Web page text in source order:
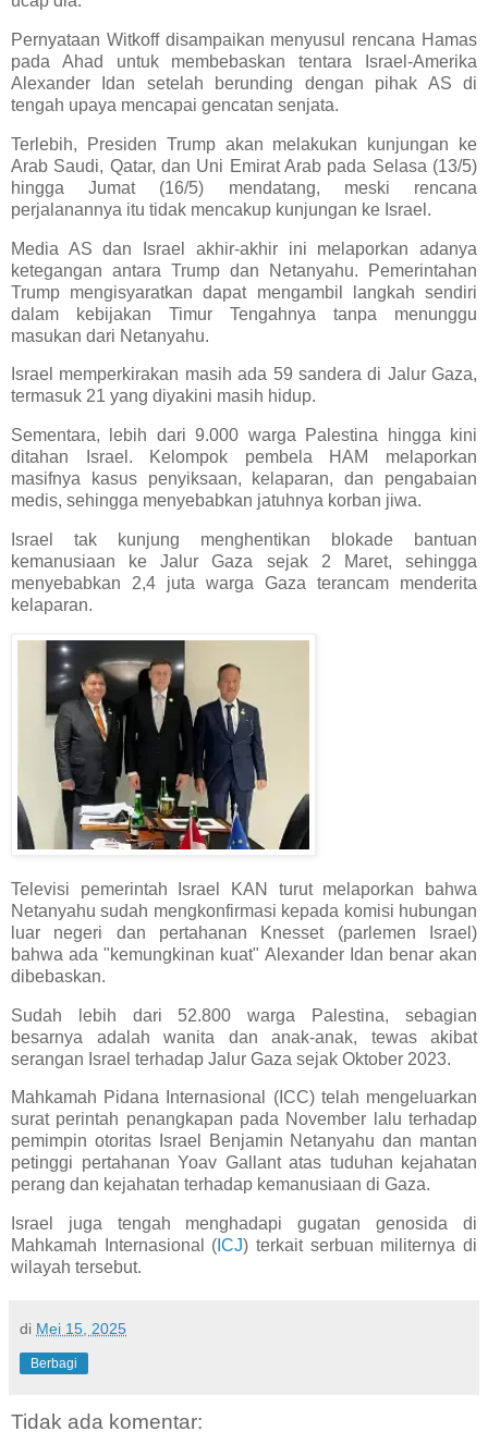
Pernyataan Witkoff disampaikan menyusul rencana Hamas
pada Ahad untuk membebaskan tentara Israel-Amerika
Alexander Idan setelah berunding dengan pihak AS di
tengah upaya mencapai gencatan senjata.
Terlebih, Presiden Trump akan melakukan kunjungan ke
Arab Saudi, Qatar, dan Uni Emirat Arab pada Selasa (13/5)
hingga Jumat (16/5) mendatang, meski rencana
perjalanannya itu tidak mencakup kunjungan ke Israel.
Media AS dan Israel akhir-akhir ini melaporkan adanya
ketegangan antara Trump dan Netanyahu. Pemerintahan
Trump mengisyaratkan dapat mengambil langkah sendiri
dalam kebijakan Timur Tengahnya tanpa menunggu
masukan dari Netanyahu.
Israel memperkirakan masih ada 59 sandera di Jalur Gaza,
termasuk 21 yang diyakini masih hidup.
Sementara, lebih dari 9.000 warga Palestina hingga kini
ditahan Israel. Kelompok pembela HAM melaporkan
masifnya kasus penyiksaan, kelaparan, dan pengabaian
medis, sehingga menyebabkan jatuhnya korban jiwa.
Israel tak kunjung menghentikan blokade bantuan
kemanusiaan ke Jalur Gaza sejak 2 Maret, sehingga
menyebabkan 2,4 juta warga Gaza terancam menderita
kelaparan.
Televisi pemerintah Israel KAN turut melaporkan bahwa
Netanyahu sudah mengkonfirmasi kepada komisi hubungan
luar negeri dan pertahanan Knesset (parlemen Israel)
bahwa ada "kemungkinan kuat" Alexander Idan benar akan
dibebaskan.
Sudah lebih dari 52.800 warga Palestina, sebagian
besarnya adalah wanita dan anak-anak, tewas akibat
serangan Israel terhadap Jalur Gaza sejak Oktober 2023.
Mahkamah Pidana Internasional (ICC) telah mengeluarkan
surat perintah penangkapan pada November lalu terhadap
pemimpin otoritas Israel Benjamin Netanyahu dan mantan
petinggi pertahanan Yoav Gallant atas tuduhan kejahatan
perang dan kejahatan terhadap kemanusiaan di Gaza.
Israel juga tengah menghadapi gugatan genosida di
Mahkamah Internasional ( ICJ) terkait serbuan militernya di
wilayah tersebut.
di Mei 15, 2025
Berbagi
Tidak ada komentar: